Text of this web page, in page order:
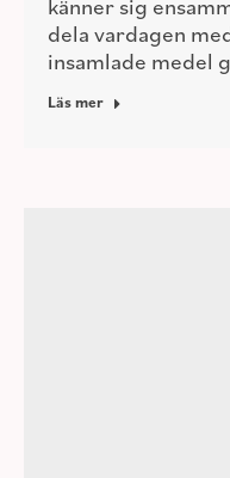
känner sig
dela vardagen
insamlade medel
Läs mer